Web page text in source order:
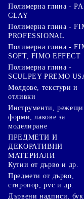
Полимерна глина -
CLAY
Полимерна глина -
PROFESSIONAL
Полимерна глина -
SOFT, FIMO EFFECT
Полимерна глина -
SCULPEY PREMO
Молдове, текстури и
отливки
Инструменти, режещи
форми, лакове за
моделиране
ПРЕДМЕТИ И
ДЕКОРАТИВНИ
МАТЕРИАЛИ
Кутии от дърво и др.
Предмети от дърво,
стиропор, pvc и др.
Дървени надписи,